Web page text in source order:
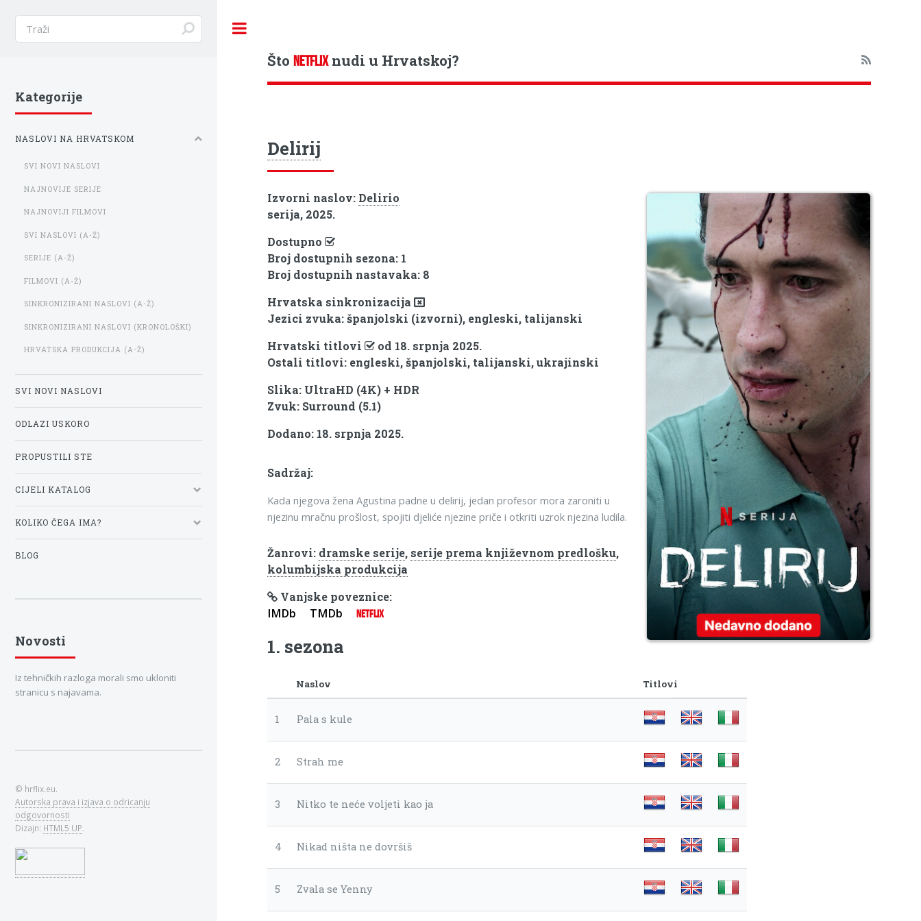
ŠtoNETFLIXnudi u Hrvatskoj?
Delirij
Izvorni naslov: Delirio
serija, 2025.
Dostupno
Broj dostupnih sezona: 1
Broj dostupnih nastavaka: 8
Hrvatska sinkronizacija
Jezici zvuka: španjolski (izvorni), engleski, talijanski
Hrvatski titlovi
od 18. srpnja 2025.
Ostali titlovi: engleski, španjolski, talijanski, ukrajinski
Slika: UltraHD (4K) + HDR
Zvuk: Surround (5.1)
Dodano: 18. srpnja 2025.
Sadržaj:
Kada njegova žena Agustina padne u delirij, jedan profesor mora zaroniti u
njezinu mračnu prošlost, spojiti djeliće njezine priče i otkriti uzrok njezina ludila.
Žanrovi: dramske serije, serije prema književnom predlošku,
kolumbijska produkcija
Vanjske poveznice:
IMDb TMDb NETFLIX
1. sezona
Naslov Titlovi
1 Pala s kule
2 Strah me
3 Nitko te neće voljeti kao ja
4 Nikad ništa ne dovršiš
5 Zvala se Yenny
Kategorije
NASLOVI NA HRVATSKOM
SVI NOVI NASLOVI
NAJNOVIJE SERIJE
NAJNOVIJI FILMOVI
SVI NASLOVI (A-Ž)
SERIJE (A-Ž)
FILMOVI (A-Ž)
SINKRONIZIRANI NASLOVI (A-Ž)
SINKRONIZIRANI NASLOVI (KRONOLOŠKI)
HRVATSKA PRODUKCIJA (A-Ž)
SVI NOVI NASLOVI
ODLAZI USKORO
PROPUSTILI STE
CIJELI KATALOG
KOLIKO ČEGA IMA?
BLOG
Novosti
Iz tehničkih razloga morali smo ukloniti
stranicu s najavama.
© hrflix.eu.
Autorska prava i izjava o odricanju
odgovornosti
Dizajn: HTML5 UP.
Toggle